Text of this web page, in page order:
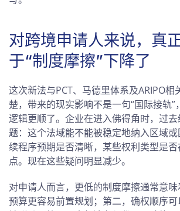
对跨境申请人来说，真
于“制度摩擦”下降了
这次新法与PCT、马德里体系及ARIPO相
楚，带来的现实影响不是一句“国际接轨”
逻辑更顺了。企业在进入佛得角时，过
题：这个法域能不能被稳定地纳入区域
续程序预期是否清晰，某些权利类型是
点。现在这些疑问明显减少。
对申请人而言，更低的制度摩擦通常意味
预算更容易前置规划；第二，确权顺序